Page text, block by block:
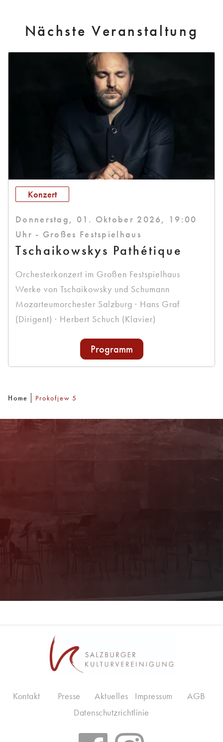
Nächste Veranstaltung
Konzert
Donnerstag, 01. Oktober 2026, 19:00
Uhr - Großes Festspielhaus
Tschaikowskys Pathétique
Orchesterkonzert im Großen Festspielhaus
Werke von Tschaikowsky und Schumann
Mozarteumorchester Salzburg · Hans Graf
(Dirigent) · Herbert Schuch (Klavier)
Programm
Home Prokofjew 5
Kontakt Presse Aktuelles Impressum
AGB
Datenschutzrichtlinie